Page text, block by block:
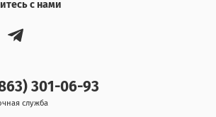
с нами
301-06-93
служба